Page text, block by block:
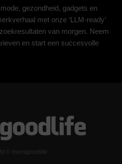
gezondheid, gadgets en
met onze ‘LLM-ready’
van morgen. Neem
en start een succesvolle
© mensgoodlife